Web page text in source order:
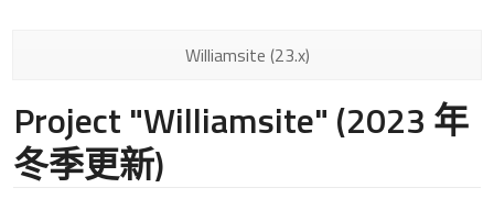
Williamsite (23.x)
Project "Williamsite" (2023 年
冬季更新)